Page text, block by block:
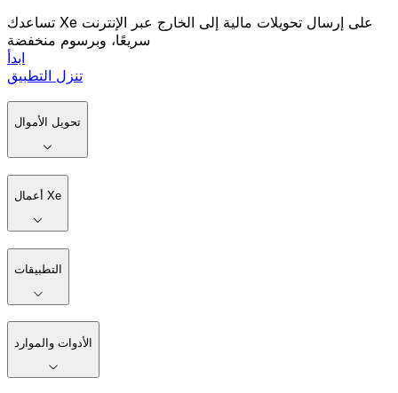
تساعدك Xe على إرسال تحويلات مالية إلى الخارج عبر الإنترنت
سريعًا، وبرسوم منخفضة
ابدأ
تنزل التطبيق
تحويل الأموال
أعمال Xe
التطبيقات
الأدوات والموارد